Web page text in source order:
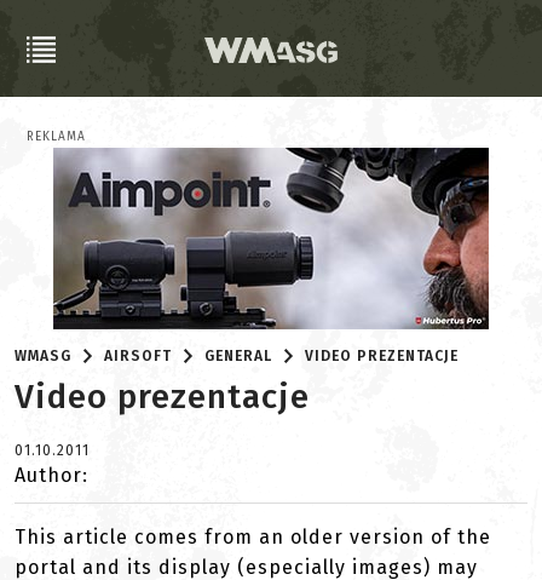
REKLAMA
WMASG AIRSOFT GENERAL VIDEO PREZENTACJE
Video prezentacje
01.10.2011
Author:
This article comes from an older version of the
portal and its display (especially images) may